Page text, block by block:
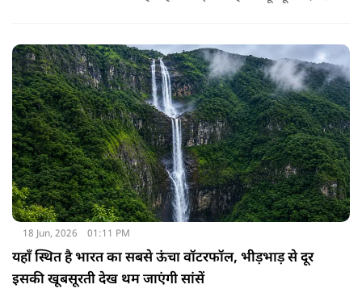
लोग यहाँ के विशाल किले और ऐतिहासिक महल, रंग-बिरंगे बाजार और
स्वादिष्ट खाने के लिए खिंचे चले आते हैं। यहाँ साल के लगभग हर दिन
आसमान बिल्कुल साफ, चमकीला और बादलों से मुक्त रहता है और बाकी
जगहों के मुकाबले यहाँ चमकदार धूप भी रहती है जिस वजह से इस शहर
का नाम 'सन सिटी' पड़ा। इसके अलावा चारों तरफ नीले रंग के घर होने की
वजह से इसे ब्लू सिटी के नाम से भी जाना जाता है।
18 Jun, 2026 01:11 PM
यहाँ स्थित है भारत का सबसे ऊंचा वॉटरफॉल, भीड़भाड़ से दूर
इसकी खूबसूरती देख थम जाएंगी सांसें